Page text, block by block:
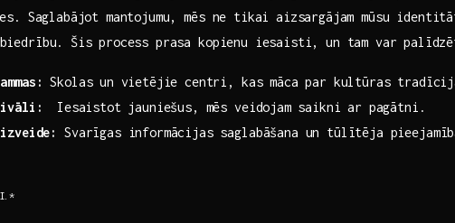
⁤Saglabājot mantojumu, mēs ne tikai aizsargājam ‌mūsu
Šis⁢ process prasa kopienu iesaisti, un tam⁣ var
Skolas un⁣ vietējie centri, kas māca par kultūras‍
⁤ Iesaistot jauniešus, mēs veidojam⁣ saikni‍ ar pagātni.
Svarīgas informācijas saglabāšana ​un tūlītēja